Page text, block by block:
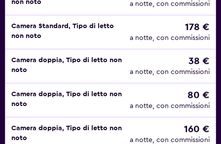
anche 2 ristoranti che servono piatti della cucina locale e
internazionale, mentre nelle vicinanze sorgono il Sam's
La struttura gode di una posizione strategica a pochi passi
Pyramides Nabeul puoi raggiungere facilmente in auto la
Statua delle Sirene e il Forte di Hammamet.
non noto
a notte, con commissioni
Camera Standard, Tipo di letto
non noto
178 €
a notte, con commissioni
Camera doppia, Tipo di letto non
noto
38 €
a notte, con commissioni
Camera doppia, Tipo di letto non
noto
80 €
a notte, con commissioni
Camera doppia, Tipo di letto non
noto
160 €
a notte, con commissioni